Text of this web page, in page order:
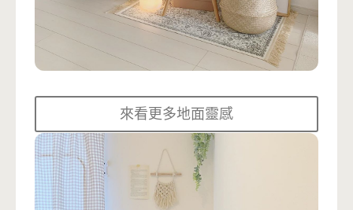
來看更多地面靈感